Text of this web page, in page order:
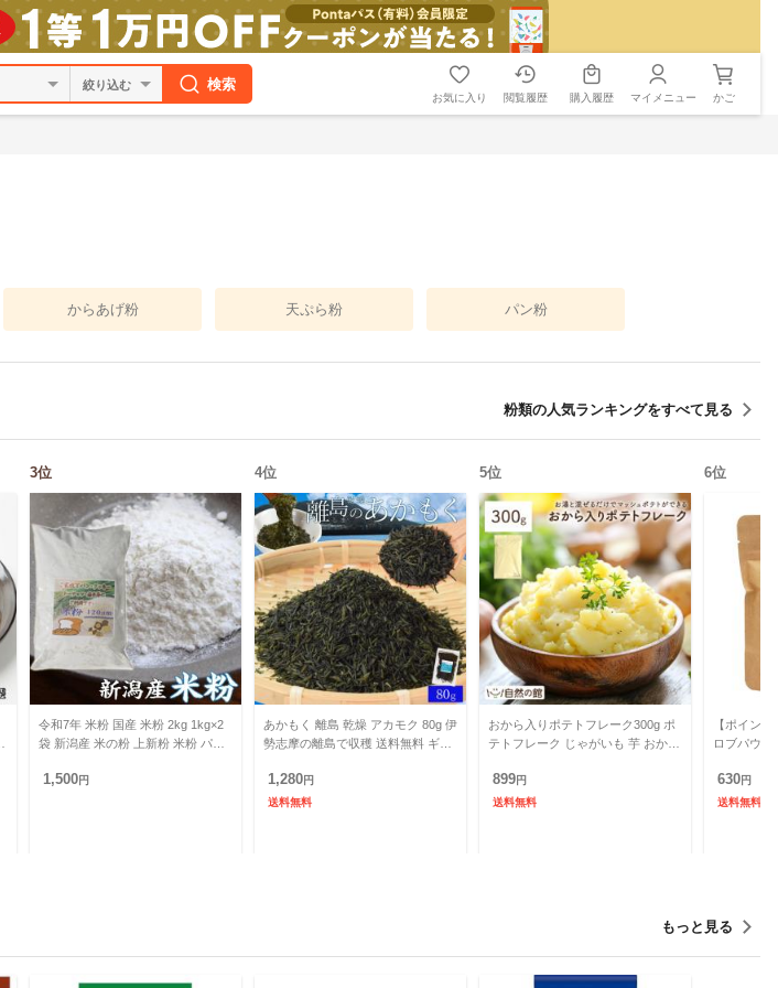
絞り込む 検索
お気に入り 閲覧履歴 購入履歴 マイメニュー かご
からあげ粉 天ぷら粉 パン粉
粉類の人気ランキングをすべて見る
3位
令和7年 米粉 国産 米粉 2kg 1kg×2
袋 新潟産 米の粉 上新粉 米粉 パン
お菓子
1,500円
4位
あかもく 離島 乾燥 アカモク 80g 伊
勢志摩の離島で収穫 送料無料 ギバ
1,280円
送料無料
5位
おから入りポテトフレーク300g ポ
テトフレーク じゃがいも 芋 おから
送料無料 保存食
899円
送料無料
6位
【ポイン
ロブパウダ
料
630円
送料無料
もっと見る